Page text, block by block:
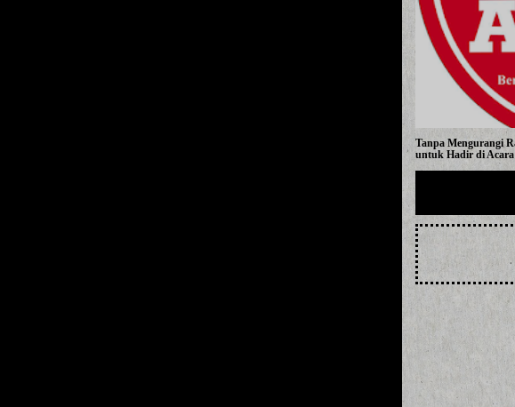
Tanpa Mengurangi
untuk Hadir di